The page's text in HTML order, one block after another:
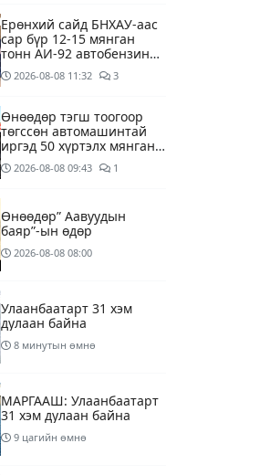
Ерөнхий сайд БНХАУ-аас
сар бүр 12-15 мянган
тонн АИ-92 автобензин
тогтмол нийлүүлэх хүсэлт
тавилаа
2026-08-08 11:32 3
Өнөөдөр тэгш тоогоор
төгссөн автомашинтай
иргэд 50 хүртэлх мянган
төгрөгөнд БЕНЗИН авна
2026-08-08 09:43 1
Өнөөдөр” Аавуудын
баяр”-ын өдөр
2026-08-08 08:00
Улаанбаатарт 31 хэм
дулаан байна
8 минутын өмнө
МАРГААШ: Улаанбаатарт
31 хэм дулаан байна
9 цагийн өмнө